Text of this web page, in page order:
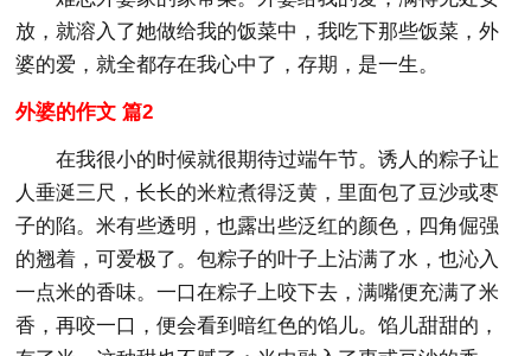
放，就溶入了她做给我的饭菜中，我吃下那些饭菜，外
婆的爱，就全都存在我心中了，存期，是一生。
外婆的作文 篇2
在我很小的时候就很期待过端午节。诱人的粽子让
人垂涎三尺，长长的米粒煮得泛黄，里面包了豆沙或枣
子的陷。米有些透明，也露出些泛红的颜色，四角倔强
的翘着，可爱极了。包粽子的叶子上沾满了水，也沁入
一点米的香味。一口在粽子上咬下去，满嘴便充满了米
香，再咬一口，便会看到暗红色的馅儿。馅儿甜甜的，